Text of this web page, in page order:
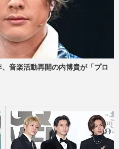
音楽活動再開の内博貴が「プロ